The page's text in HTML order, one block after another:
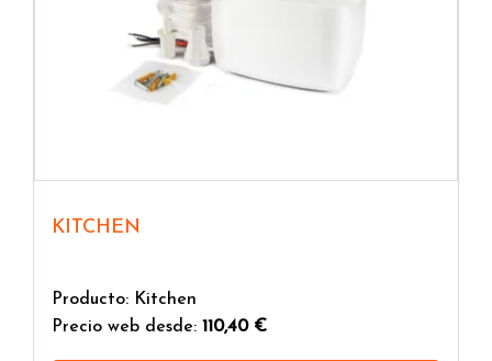
KITCHEN
Producto: Kitchen
Precio web desde: 110,40 €